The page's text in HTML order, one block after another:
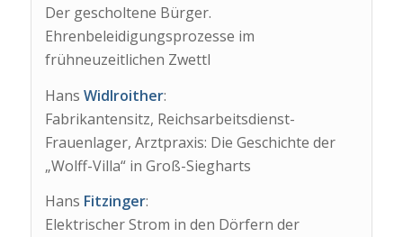
Der gescholtene Bürger.
Ehrenbeleidigungsprozesse im
frühneuzeitlichen Zwettl
Hans Widlroither:
Fabrikantensitz, Reichsarbeitsdienst-
Frauenlager, Arztpraxis: Die Geschichte der
„Wolff-Villa“ in Groß-Siegharts
Hans Fitzinger:
Elektrischer Strom in den Dörfern der